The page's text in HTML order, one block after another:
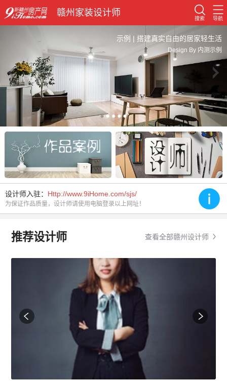
赣州家装设计师
搜索 导航
示例 | 搭建真实自由的居家轻生活
Design By 内测示例
设计师入驻： Http://www.9iHome.com/sjs/
为保证作品质量，设计师请使用电脑登录以上网址！
推荐设计师 查看全部赣州设计师